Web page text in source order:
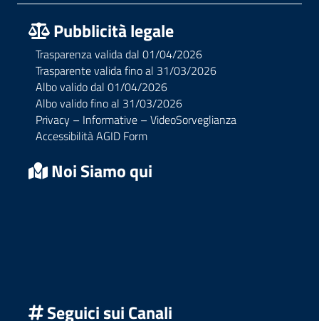
Pubblicità legale
Trasparenza valida dal 01/04/2026
Trasparente valida fino al 31/03/2026
Albo valido dal 01/04/2026
Albo valido fino al 31/03/2026
Privacy – Informative – VideoSorveglianza
Accessibilità AGID Form
Noi Siamo qui
Seguici sui Canali